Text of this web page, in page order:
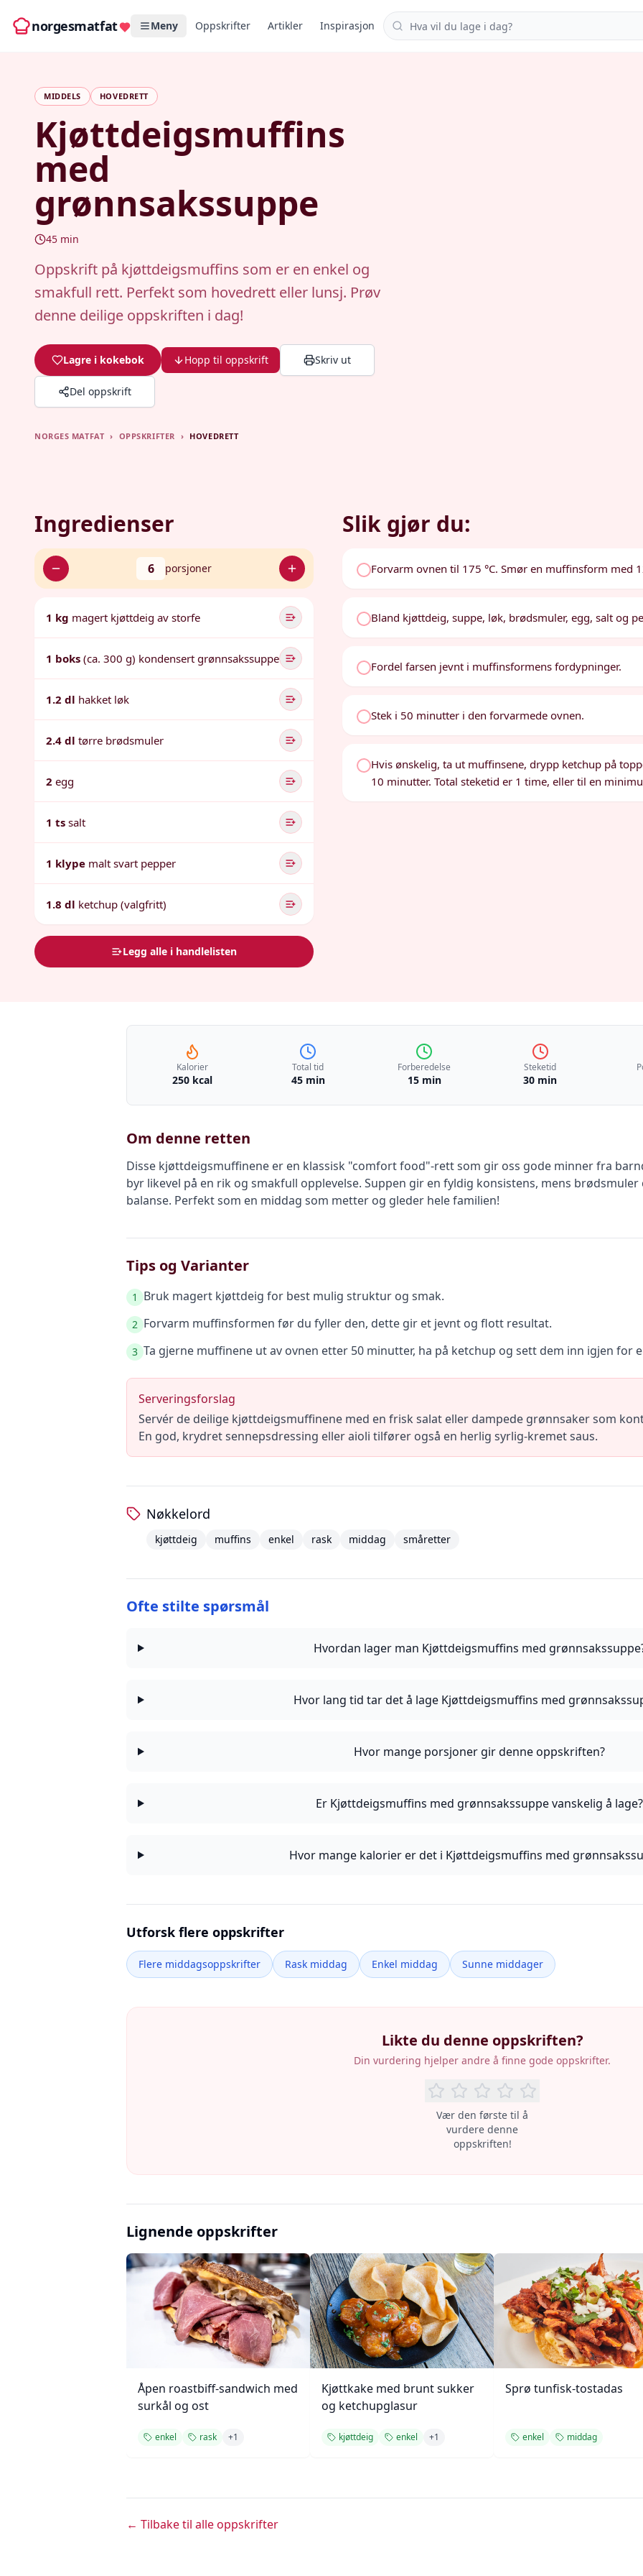
norgesmatfat Meny Oppskrifter Artikler Inspirasjon Søk i oppskrifter
MIDDELS HOVEDRETT
Kjøttdeigsmuffins
med
grønnsakssuppe
45 min
Oppskrift på kjøttdeigsmuffins som er en enkel og
smakfull rett. Perfekt som hovedrett eller lunsj. Prøv
denne deilige oppskriften i dag!
Lagre i kokebok Hopp til oppskrift Skriv ut
Del oppskrift
NORGES MATFAT › OPPSKRIFTER › HOVEDRETT
Ingredienser
6 porsjoner
1 kg magert kjøttdeig av storfe
1 boks (ca. 300 g) kondensert grønnsakssuppe
1.2 dl hakket løk
2.4 dl tørre brødsmuler
2 egg
1 ts salt
1 klype malt svart pepper
1.8 dl ketchup (valgfritt)
Legg alle i handlelisten
Slik gjør du:
Forvarm ovnen til 175 °C. Smør en muffinsform med
Bland kjøttdeig, suppe, løk, brødsmuler, egg, salt og
Fordel farsen jevnt i muffinsformens fordypninger.
Stek i 50 minutter i den forvarmede ovnen.
Hvis ønskelig, ta ut muffinsene, drypp ketchup på
10 minutter. Total steketid er 1 time, eller til en
Kalorier
250 kcal
Total tid
45 min
Forberedelse
15 min
Steketid
30 min
Om denne retten
Disse kjøttdeigsmuffinene er en klassisk "comfort food"-rett som gir oss gode minner fra
byr likevel på en rik og smakfull opplevelse. Suppen gir en fyldig konsistens, mens
balanse. Perfekt som en middag som metter og gleder hele familien!
Tips og Varianter
1 Bruk magert kjøttdeig for best mulig struktur og smak.
2 Forvarm muffinsformen før du fyller den, dette gir et jevnt og flott resultat.
3 Ta gjerne muffinene ut av ovnen etter 50 minutter, ha på ketchup og sett dem inn igjen for
Serveringsforslag
Servér de deilige kjøttdeigsmuffinene med en frisk salat eller dampede grønnsaker som
En god, krydret sennepsdressing eller aioli tilfører også en herlig syrlig-kremet saus.
Nøkkelord
kjøttdeig muffins enkel rask middag småretter
Ofte stilte spørsmål
Hvordan lager man Kjøttdeigsmuffins med
Hvor lang tid tar det å lage Kjøttdeigsmuffins med
Hvor mange porsjoner gir denne oppskriften?
Er Kjøttdeigsmuffins med grønnsakssuppe vanskelig å lage?
Hvor mange kalorier er det i Kjøttdeigsmuffins med
Utforsk flere oppskrifter
Flere middagsoppskrifter Rask middag Enkel middag Sunne middager
Likte du denne oppskriften?
Din vurdering hjelper andre å finne gode oppskrifter.
Vær den første til å
vurdere denne
oppskriften!
Lignende oppskrifter
Åpen roastbiff-sandwich med
surkål og ost
enkel rask +1
Kjøttkake med brunt sukker
og ketchupglasur
kjøttdeig enkel +1
Sprø tunfisk-tostadas
enkel middag
← Tilbake til alle oppskrifter